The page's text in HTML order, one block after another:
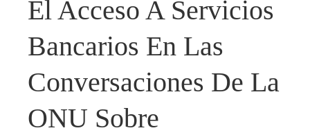
El Acceso A Servicios
Bancarios En Las
Conversaciones De La
ONU Sobre